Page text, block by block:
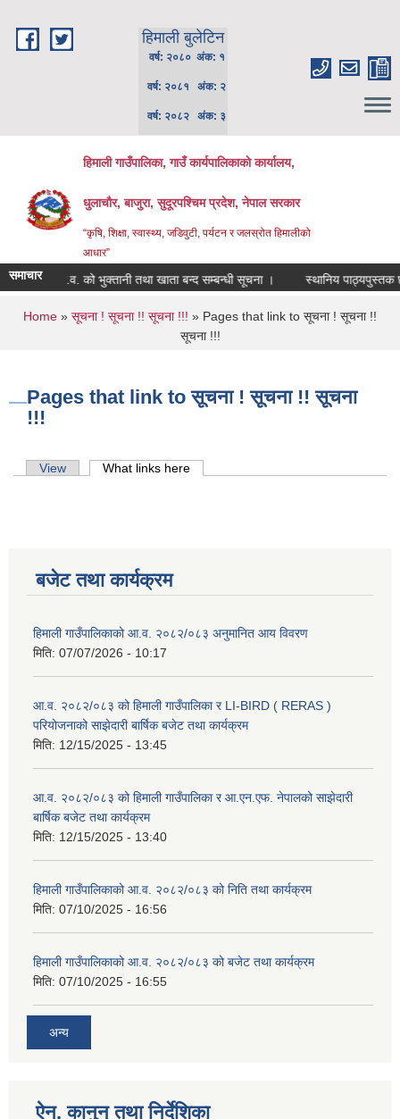
हिमाली बुलेटिन
वर्ष: २०८० अंक: १
वर्ष: २०८१ अंक: २
वर्ष: २०८२ अंक: ३
हिमाली गाउँपालिका, गाउँ कार्यपालिकाकाे कार्यालय,
धुलाचौर, बाजुरा, सुदूरपश्चिम प्रदेश, नेपाल सरकार
“कृषि, शिक्षा, स्वास्थ्य, जडिवुटी, पर्यटन र जलस्रोत हिमालीको
आधार”
समाचार
चालु आ.व. को भुक्तानी तथा खाता बन्द सम्बन्धी सूचना । स्थानिय पाठ्यपुस्तक
You are here
Home » सूचना ! सूचना !! सूचना !!! » Pages that link to सूचना ! सूचना !!
सूचना !!!
Pages that link to सूचना ! सूचना !! सूचना
!!!
Primary tabs
View What links here
बजेट तथा कार्यक्रम
हिमाली गाउँपालिकाको आ.व. २०८२/०८३ अनुमानित आय विवरण
मिति: 07/07/2026 - 10:17
आ.व. २०८२/०८३ को हिमाली गाउँपालिका र LI-BIRD ( RERAS )
परियोजनाको साझेदारी बार्षिक बजेट तथा कार्यक्रम
मिति: 12/15/2025 - 13:45
आ.व. २०८२/०८३ को हिमाली गाउँपालिका र आ.एन.एफ. नेपालको साझेदारी
बार्षिक बजेट तथा कार्यक्रम
मिति: 12/15/2025 - 13:40
हिमाली गाउँपालिकाको आ.व. २०८२/०८३ को निति तथा कार्यक्रम
मिति: 07/10/2025 - 16:56
हिमाली गाउँपालिकाको आ.व. २०८२/०८३ को बजेट तथा कार्यक्रम
मिति: 07/10/2025 - 16:55
अन्य
ऐन, कानुन तथा निर्देशिका